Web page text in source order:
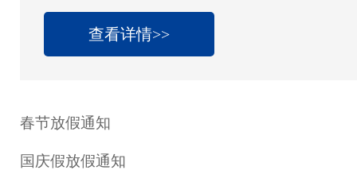
1日（星期四）至5月5日（星期一）放假调休
日（周日）上班。其中5月1日至2日为国家法
查看详情>>
春节放假通知
国庆假放假通知